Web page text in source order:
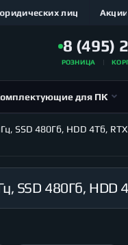
лиц Акции
8 (495)
РОЗНИЦА
для ПК
SSD 480Гб, HDD 4Тб,